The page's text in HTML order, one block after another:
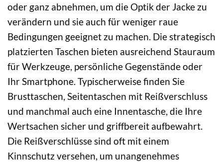
oder ganz abnehmen, um die Optik der Jacke zu
verändern und sie auch für weniger raue
Bedingungen geeignet zu machen. Die strategisch
platzierten Taschen bieten ausreichend Stauraum
für Werkzeuge, persönliche Gegenstände oder
Ihr Smartphone. Typischerweise finden Sie
Brusttaschen, Seitentaschen mit Reißverschluss
und manchmal auch eine Innentasche, die Ihre
Wertsachen sicher und griffbereit aufbewahrt.
Die Reißverschlüsse sind oft mit einem
Kinnschutz versehen, um unangenehmes